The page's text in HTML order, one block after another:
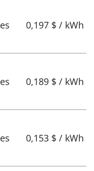
0,197 $ / kWh
0,189 $ / kWh
0,153 $ / kWh